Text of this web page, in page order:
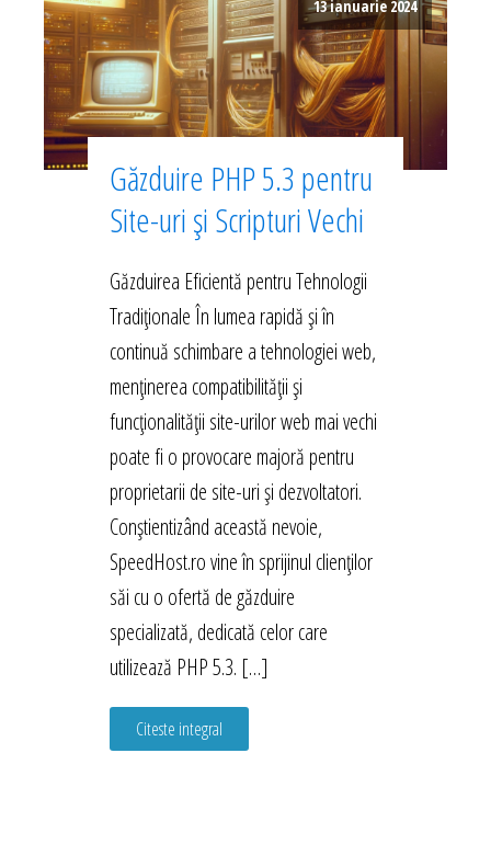
13 ianuarie 2024
Găzduire PHP 5.3 pentru
Site-uri și Scripturi Vechi
Găzduirea Eficientă pentru Tehnologii
Tradiționale În lumea rapidă și în
continuă schimbare a tehnologiei web,
menținerea compatibilității și
funcționalității site-urilor web mai vechi
poate fi o provocare majoră pentru
proprietarii de site-uri și dezvoltatori.
Conștientizând această nevoie,
SpeedHost.ro vine în sprijinul clienților
săi cu o ofertă de găzduire
specializată, dedicată celor care
utilizează PHP 5.3. […]
Citeste integral